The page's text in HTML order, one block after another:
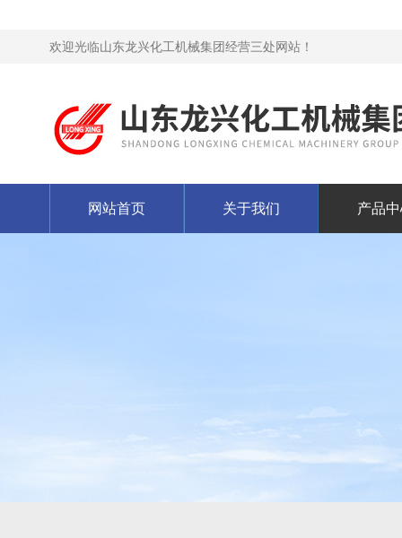
欢迎光临山东龙兴化工机械集团经营三处网站！
网站首页 关于我们 产品